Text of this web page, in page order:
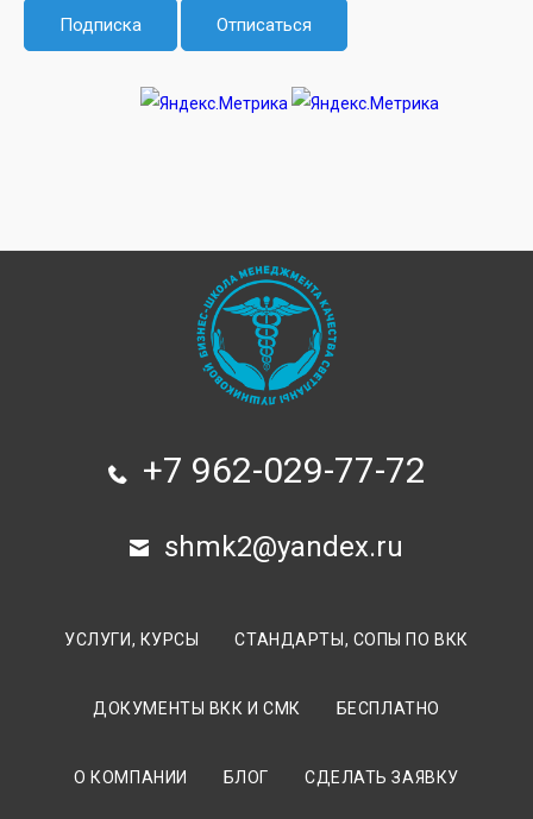
+7 962-029-77-72
shmk2@yandex.ru
УСЛУГИ, КУРСЫ СТАНДАРТЫ, СОПЫ ПО ВКК
ДОКУМЕНТЫ ВКК И СМК БЕСПЛАТНО
О КОМПАНИИ БЛОГ СДЕЛАТЬ ЗАЯВКУ